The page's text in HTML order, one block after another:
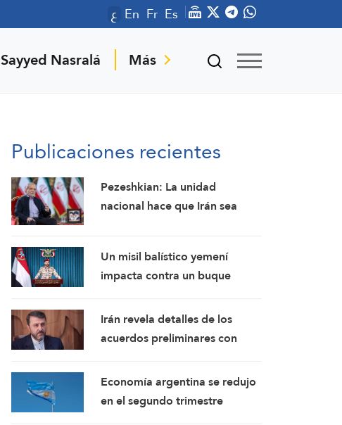
ع En Fr Es
Sayyed Nasralá Más
Publicaciones recientes
Pezeshkian: La unidad
nacional hace que Irán sea
seguridad
Un misil balístico yemení
impacta contra un buque
retroceder
Irán revela detalles de los
acuerdos preliminares con
mensajes estadounidenses
indican su disposición a
retomar sus compromisos
Economía argentina se redujo
en el segundo trimestre